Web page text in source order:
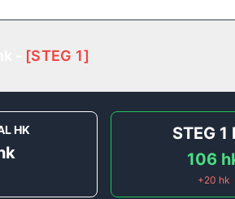
[STEG 1]
HK STEG 1
106
+20 hk